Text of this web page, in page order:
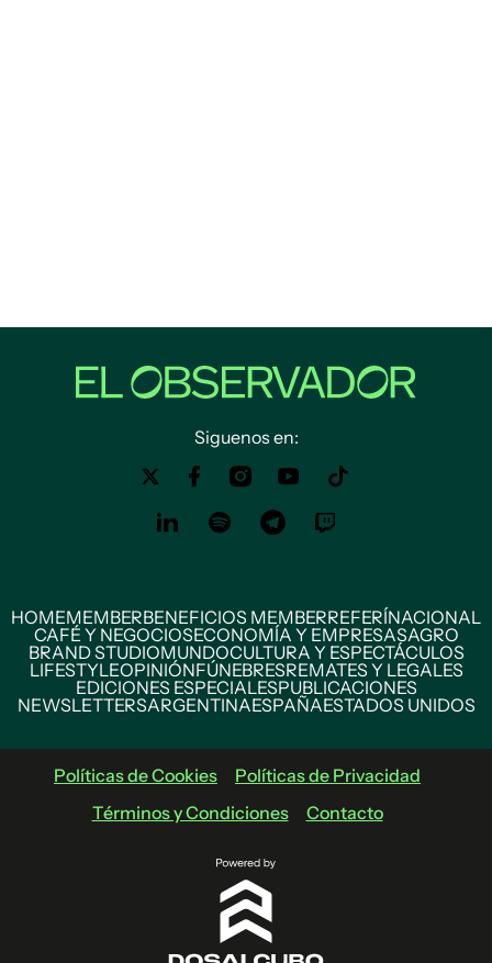
Siguenos en:
HOMEMEMBERBENEFICIOS MEMBERREFERÍNACIONAL
CAFÉ Y NEGOCIOSECONOMÍA Y EMPRESASAGRO
BRAND STUDIOMUNDOCULTURA Y ESPECTÁCULOS
LIFESTYLEOPINIÓNFÚNEBRESREMATES Y LEGALES
EDICIONES ESPECIALESPUBLICACIONES
NEWSLETTERSARGENTINAESPAÑAESTADOS UNIDOS
Políticas de Cookies
Políticas de Privacidad
Términos y Condiciones
Contacto